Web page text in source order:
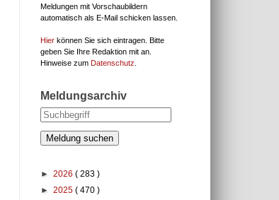
Meldungen mit Vorschaubildern
automatisch als E-Mail schicken lassen.
Hier können Sie sich eintragen. Bitte
geben Sie Ihre Redaktion mit an.
Hinweise zum Datenschutz
Meldungsarchiv
Meldung suchen
► 2026 ( 283 )
► 2025 ( 470 )